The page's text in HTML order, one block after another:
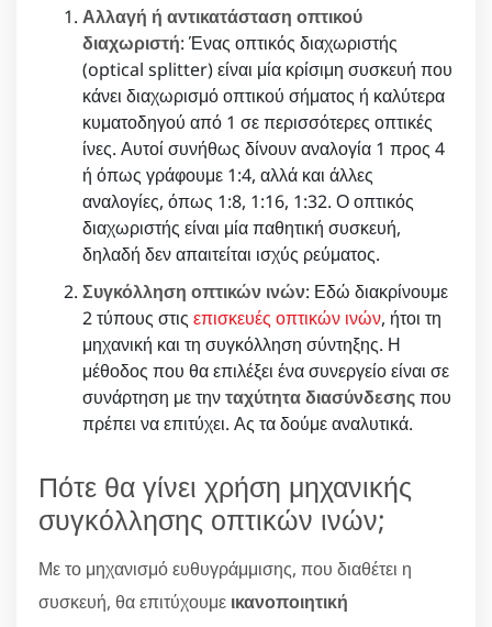
Αλλαγή ή αντικατάσταση οπτικού
διαχωριστή: Ένας οπτικός διαχωριστής
(optical splitter) είναι μία κρίσιμη συσκευή που
κάνει διαχωρισμό οπτικού σήματος ή καλύτερα
κυματοδηγού από 1 σε περισσότερες οπτικές
ίνες. Αυτοί συνήθως δίνουν αναλογία 1 προς 4
ή όπως γράφουμε 1:4, αλλά και άλλες
αναλογίες, όπως 1:8, 1:16, 1:32. Ο οπτικός
διαχωριστής είναι μία παθητική συσκευή,
δηλαδή δεν απαιτείται ισχύς ρεύματος.
Συγκόλληση οπτικών ινών: Εδώ διακρίνουμε
2 τύπους στις επισκευές οπτικών ινών, ήτοι τη
μηχανική και τη συγκόλληση σύντηξης. Η
μέθοδος που θα επιλέξει ένα συνεργείο είναι σε
συνάρτηση με τηνταχύτητα διασύνδεσηςπου
πρέπει να επιτύχει. Ας τα δούμε αναλυτικά.
Πότε θα γίνει χρήση μηχανικής
συγκόλλησης οπτικών ινών;
Με το μηχανισμό ευθυγράμμισης, που διαθέτει η
συσκευή, θα επιτύχουμε ικανοποιητική